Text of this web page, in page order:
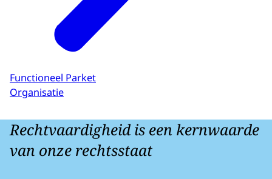
Functioneel Parket
Organisatie
Rechtvaardigheid is een kernwaarde
van onze rechtsstaat